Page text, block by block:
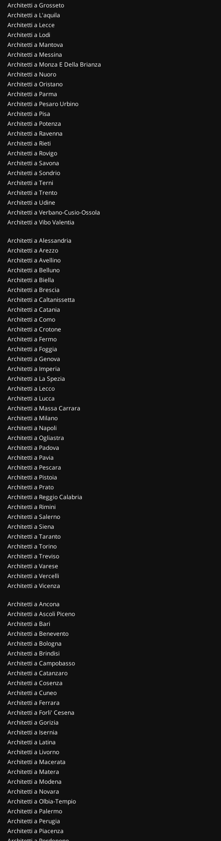
Architetti a Grosseto
Architetti a L'aquila
Architetti a Lecce
Architetti a Lodi
Architetti a Mantova
Architetti a Messina
Architetti a Monza E Della Brianza
Architetti a Nuoro
Architetti a Oristano
Architetti a Parma
Architetti a Pesaro Urbino
Architetti a Pisa
Architetti a Potenza
Architetti a Ravenna
Architetti a Rieti
Architetti a Rovigo
Architetti a Savona
Architetti a Sondrio
Architetti a Terni
Architetti a Trento
Architetti a Udine
Architetti a Verbano-Cusio-Ossola
Architetti a Vibo Valentia
Architetti a Alessandria
Architetti a Arezzo
Architetti a Avellino
Architetti a Belluno
Architetti a Biella
Architetti a Brescia
Architetti a Caltanissetta
Architetti a Catania
Architetti a Como
Architetti a Crotone
Architetti a Fermo
Architetti a Foggia
Architetti a Genova
Architetti a Imperia
Architetti a La Spezia
Architetti a Lecco
Architetti a Lucca
Architetti a Massa Carrara
Architetti a Milano
Architetti a Napoli
Architetti a Ogliastra
Architetti a Padova
Architetti a Pavia
Architetti a Pescara
Architetti a Pistoia
Architetti a Prato
Architetti a Reggio Calabria
Architetti a Rimini
Architetti a Salerno
Architetti a Siena
Architetti a Taranto
Architetti a Torino
Architetti a Treviso
Architetti a Varese
Architetti a Vercelli
Architetti a Vicenza
Architetti a Ancona
Architetti a Ascoli Piceno
Architetti a Bari
Architetti a Benevento
Architetti a Bologna
Architetti a Brindisi
Architetti a Campobasso
Architetti a Catanzaro
Architetti a Cosenza
Architetti a Cuneo
Architetti a Ferrara
Architetti a Forli' Cesena
Architetti a Gorizia
Architetti a Isernia
Architetti a Latina
Architetti a Livorno
Architetti a Macerata
Architetti a Matera
Architetti a Modena
Architetti a Novara
Architetti a Olbia-Tempio
Architetti a Palermo
Architetti a Perugia
Architetti a Piacenza